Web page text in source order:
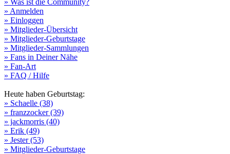
» Was ist die Community?
» Anmelden
» Einloggen
» Mitglieder-Übersicht
» Mitglieder-Geburtstage
» Mitglieder-Sammlungen
» Fans in Deiner Nähe
» Fan-Art
» FAQ / Hilfe
Heute haben Geburtstag:
» Schaelle (38)
» franzzocker (39)
» jackmorris (40)
» Erik (49)
» Jester (53)
» Mitglieder-Geburtstage